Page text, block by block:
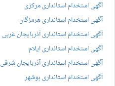
آگهی استخدام استانداری مرکزی
آگهی استخدام استانداری هرمزگان
آگهی استخدام استانداری آذربایجان غربی
آگهی استخدام استانداری ایلام
آگهی استخدام استانداری آذربایجان شرقی
آگهی استخدام استانداری بوشهر